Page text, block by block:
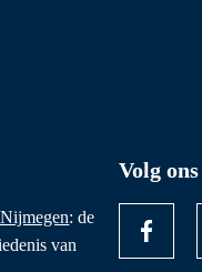
: de
van
Volg ons